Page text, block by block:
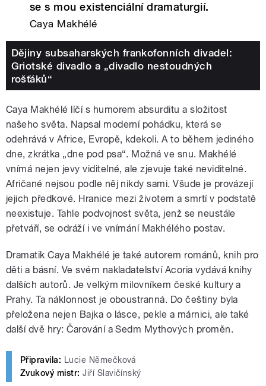
se s mou existenciální dramaturgií.
Caya Makhélé
Dějiny subsaharských frankofonních divadel:
Griotské divadlo a „divadlo nestoudných
rošťáků“
Caya Makhélé líčí s humorem absurditu a složitost
našeho světa. Napsal moderní pohádku, která se
odehrává v Africe, Evropě, kdekoli.A to během jediného
dne, zkrátka „dne pod psa“. Možná ve snu. Makhélé
vnímá nejen jevy viditelné, ale zjevuje také neviditelné.
Afričané nejsou podle něj nikdy sami. Všude je provázejí
jejich předkové. Hranice mezi životem a smrtí v podstatě
neexistuje. Tahle podvojnost světa, jenž se neustále
přetváří, se odráží i ve vnímání Makhélého postav.
Dramatik Caya Makhélé je také autorem románů, knih pro
děti a básní. Ve svém nakladatelství Acoria vydává knihy
dalších autorů. Je velkým milovníkem české kultury a
Prahy. Ta náklonnost je oboustranná. Do češtiny byla
přeložena nejen Bajka o lásce, pekle a márnici, ale také
další dvě hry: Čarování a Sedm Mythových proměn.
Připravila: Lucie Němečková
Zvukový mistr: Jiří Slavičínský